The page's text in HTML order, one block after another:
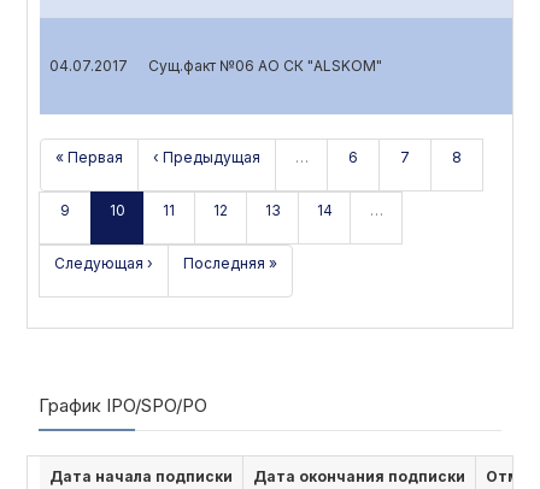
04.07.2017 Сущ.факт №06 АО СК "ALSKOM"
« Первая ‹ Предыдущая … 6 7 8
9 10 11 12 13 14 …
Следующая › Последняя »
График IPO/SPO/PO
Дата начала подписки Дата окончания подписки